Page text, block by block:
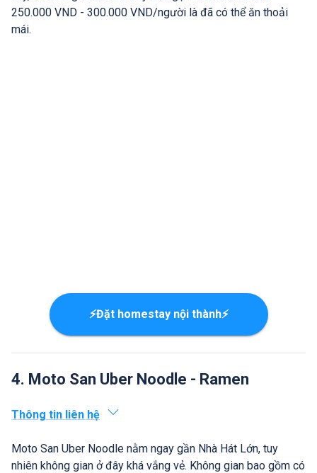
250.000 VND - 300.000 VND/người là đã có thể ăn thoải
mái.
⚡Đặt homestay nội thành⚡
4. Moto San Uber Noodle - Ramen
Thông tin liên hệ
Moto San Uber Noodle nằm ngay gần Nhà Hát Lớn, tuy
nhiên không gian ở đây khá vắng vẻ. Không gian bao gồm có